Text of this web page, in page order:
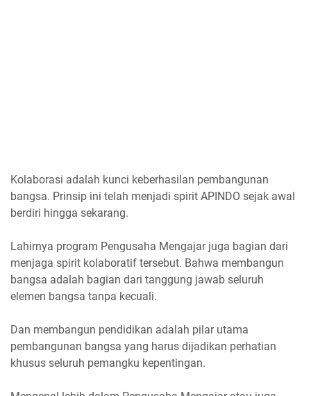
Kolaborasi adalah kunci keberhasilan pembangunan
bangsa. Prinsip ini telah menjadi spirit APINDO sejak awal
berdiri hingga sekarang.
Lahirnya program Pengusaha Mengajar juga bagian dari
menjaga spirit kolaboratif tersebut. Bahwa membangun
bangsa adalah bagian dari tanggung jawab seluruh
elemen bangsa tanpa kecuali.
Dan membangun pendidikan adalah pilar utama
pembangunan bangsa yang harus dijadikan perhatian
khusus seluruh pemangku kepentingan.